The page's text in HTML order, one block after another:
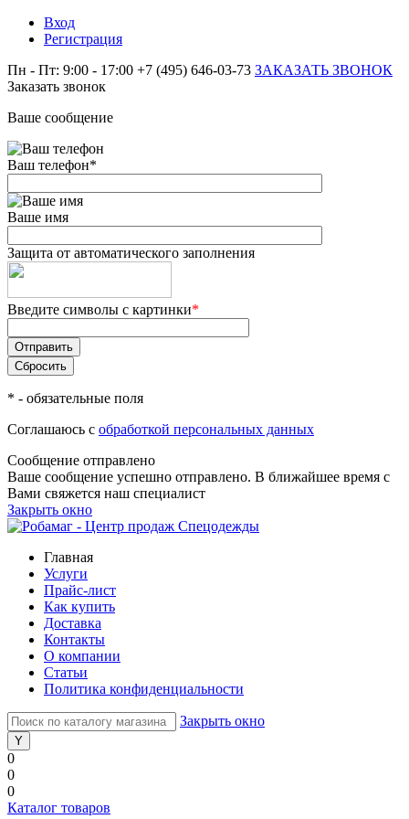
Вход
Регистрация
Пн - Пт: 9:00 - 17:00 +7 (495) 646-03-73 ЗАКАЗАТЬ ЗВОНОК
Заказать звонок
Ваше сообщение
Ваш телефон*
Ваше имя
Защита от автоматического заполнения
Введите символы с картинки*
* - обязательные поля
Соглашаюсь с обработкой персональных данных
Сообщение отправлено
Ваше сообщение успешно отправлено. В ближайшее время с
Вами свяжется наш специалист
Закрыть окно
Главная
Услуги
Прайс-лист
Как купить
Доставка
Контакты
О компании
Статьи
Политика конфиденциальности
Закрыть окно
0
0
0
Каталог товаров